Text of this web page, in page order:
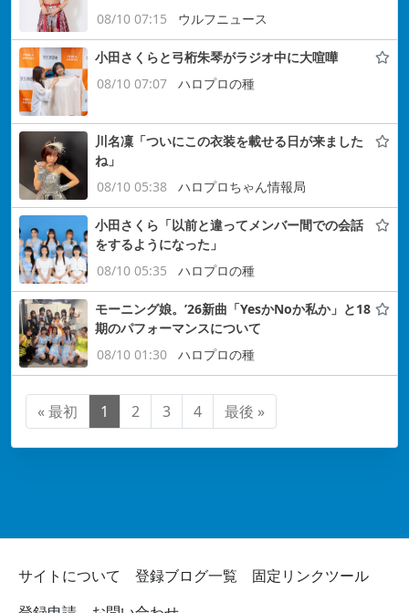
08/10 07:15
ウルフニュース
小田さくらと弓桁朱琴がラジオ中に大喧嘩
08/10 07:07
ハロプロの種
川名凜「ついにこの衣装を載せる日が来ました
ね」
08/10 05:38
ハロプロちゃん情報局
小田さくら「以前と違ってメンバー間での会話
をするようになった」
08/10 05:35
ハロプロの種
モーニング娘。’26新曲「YesかNoか私か」と18
期のパフォーマンスについて
08/10 01:30
ハロプロの種
« 最初 1 2 3 4 最後 »
サイトについて 登録ブログ一覧
固定リンクツール